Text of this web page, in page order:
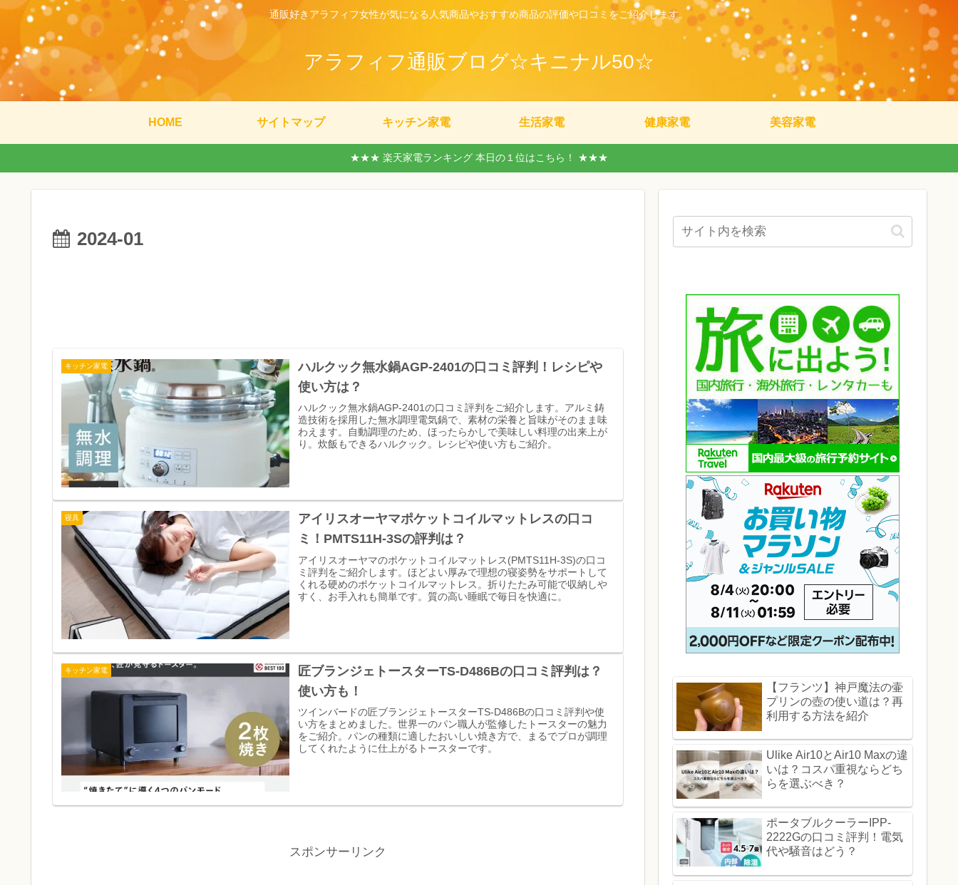
通販好きアラフィフ女性が気になる人気商品やおすすめ商品の評価や口コミをご紹介します。
アラフィフ通販ブログ☆キニナル50☆
HOME サイトマップ キッチン家電 生活家電 健康家電 美容家電
★★★ 楽天家電ランキング 本日の１位はこちら！ ★★★
2024-01
キッチン家電
ハルクック無水鍋AGP-2401の口コミ評判！レシピや
使い方は？
ハルクック無水鍋AGP-2401の口コミ評判をご紹介します。アルミ鋳
造技術を採用した無水調理電気鍋で、素材の栄養と旨味がそのまま味
わえます。自動調理のため、ほったらかしで美味しい料理の出来上が
り。炊飯もできるハルクック。レシピや使い方もご紹介。
寝具
アイリスオーヤマポケットコイルマットレスの口コ
ミ！PMTS11H-3Sの評判は？
アイリスオーヤマのポケットコイルマットレス(PMTS11H-3S)の口コ
ミ評判をご紹介します。ほどよい厚みで理想の寝姿勢をサポートして
くれる硬めのポケットコイルマットレス。折りたたみ可能で収納しや
すく、お手入れも簡単です。質の高い睡眠で毎日を快適に。
キッチン家電
匠ブランジェトースターTS-D486Bの口コミ評判は？
使い方も！
ツインバードの匠ブランジェトースターTS-D486Bの口コミ評判や使
い方をまとめました。世界一のパン職人が監修したトースターの魅力
をご紹介。パンの種類に適したおいしい焼き方で、まるでプロが調理
してくれたように仕上がるトースターです。
スポンサーリンク
【フランツ】神戸魔法の壷
プリンの壺の使い道は？再
利用する方法を紹介
Ulike Air10とAir10 Maxの違
いは？コスパ重視ならどち
らを選ぶべき？
ポータブルクーラーIPP-
2222Gの口コミ評判！電気
代や騒音はどう？